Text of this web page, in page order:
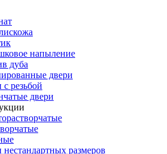
напыление
дуба
двери
с резьбой
двери
нестандартных размеров